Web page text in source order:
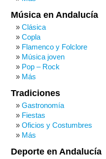
Música en Andalucía
Clásica
Copla
Flamenco y Folclore
Música joven
Pop – Rock
Más
Tradiciones
Gastronomía
Fiestas
Oficios y Costumbres
Más
Deporte en Andalucía